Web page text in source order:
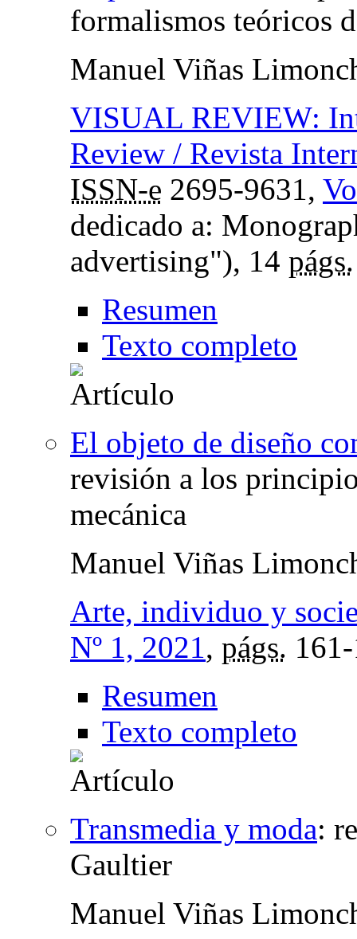
formalismos teóricos
Manuel Viñas
VISUAL REVIEW:
Review / Revista
ISSN-e 2695-9631,
dedicado a:
advertising"), 14 págs.
Resumen
Texto completo
El objeto de diseño
revisión a los
mecánica
Manuel Viñas
Arte, individuo y
Nº 1, 2021, págs.
Resumen
Texto completo
Transmedia y moda:
Gaultier
Manuel Viñas